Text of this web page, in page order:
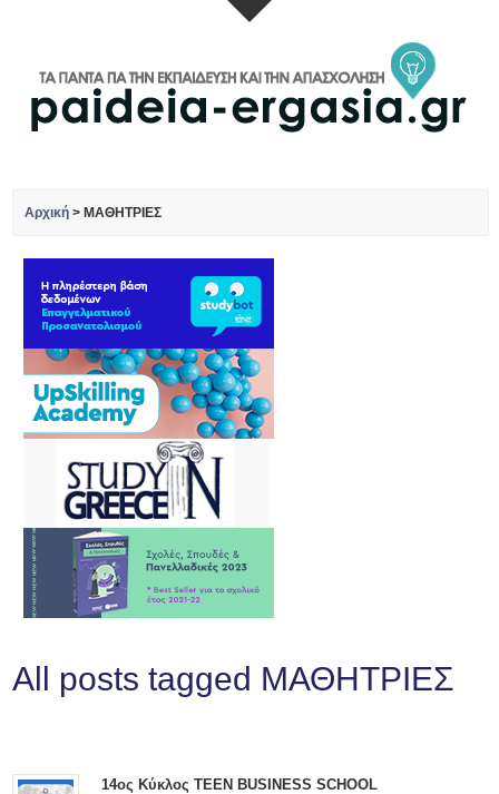
Αρχική > ΜΑΘΗΤΡΙΕΣ
All posts tagged ΜΑΘΗΤΡΙΕΣ
14ος Κύκλος TEEN BUSINESS SCHOOL